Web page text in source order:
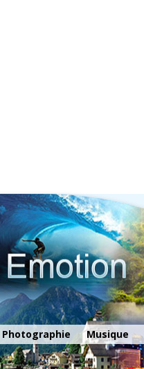
Aller au contenu principal
Photographie Musique